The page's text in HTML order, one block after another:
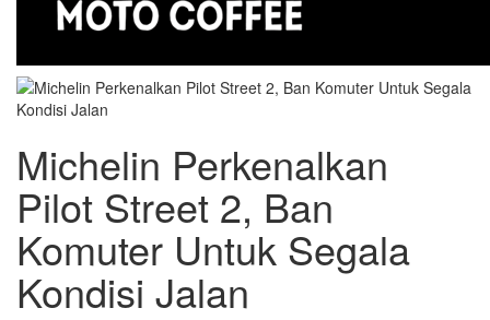
Michelin Perkenalkan
Pilot Street 2, Ban
Komuter Untuk Segala
Kondisi Jalan